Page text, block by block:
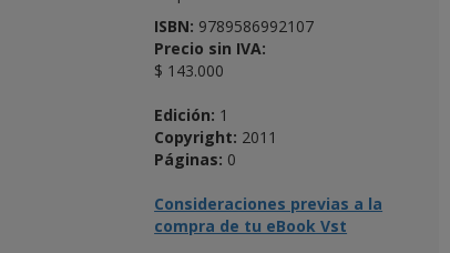
ISBN: 9789586992107
Precio sin IVA:
$ 143.000
Edición: 1
Copyright: 2011
Páginas: 0
Consideraciones previas a la
compra de tu eBook Vst